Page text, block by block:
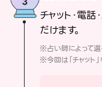
チャット・電
だけます。
※占い師によって
※今回は「チャット